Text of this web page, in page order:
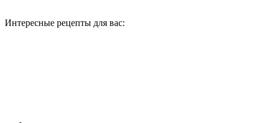
Интересные рецепты для вас: